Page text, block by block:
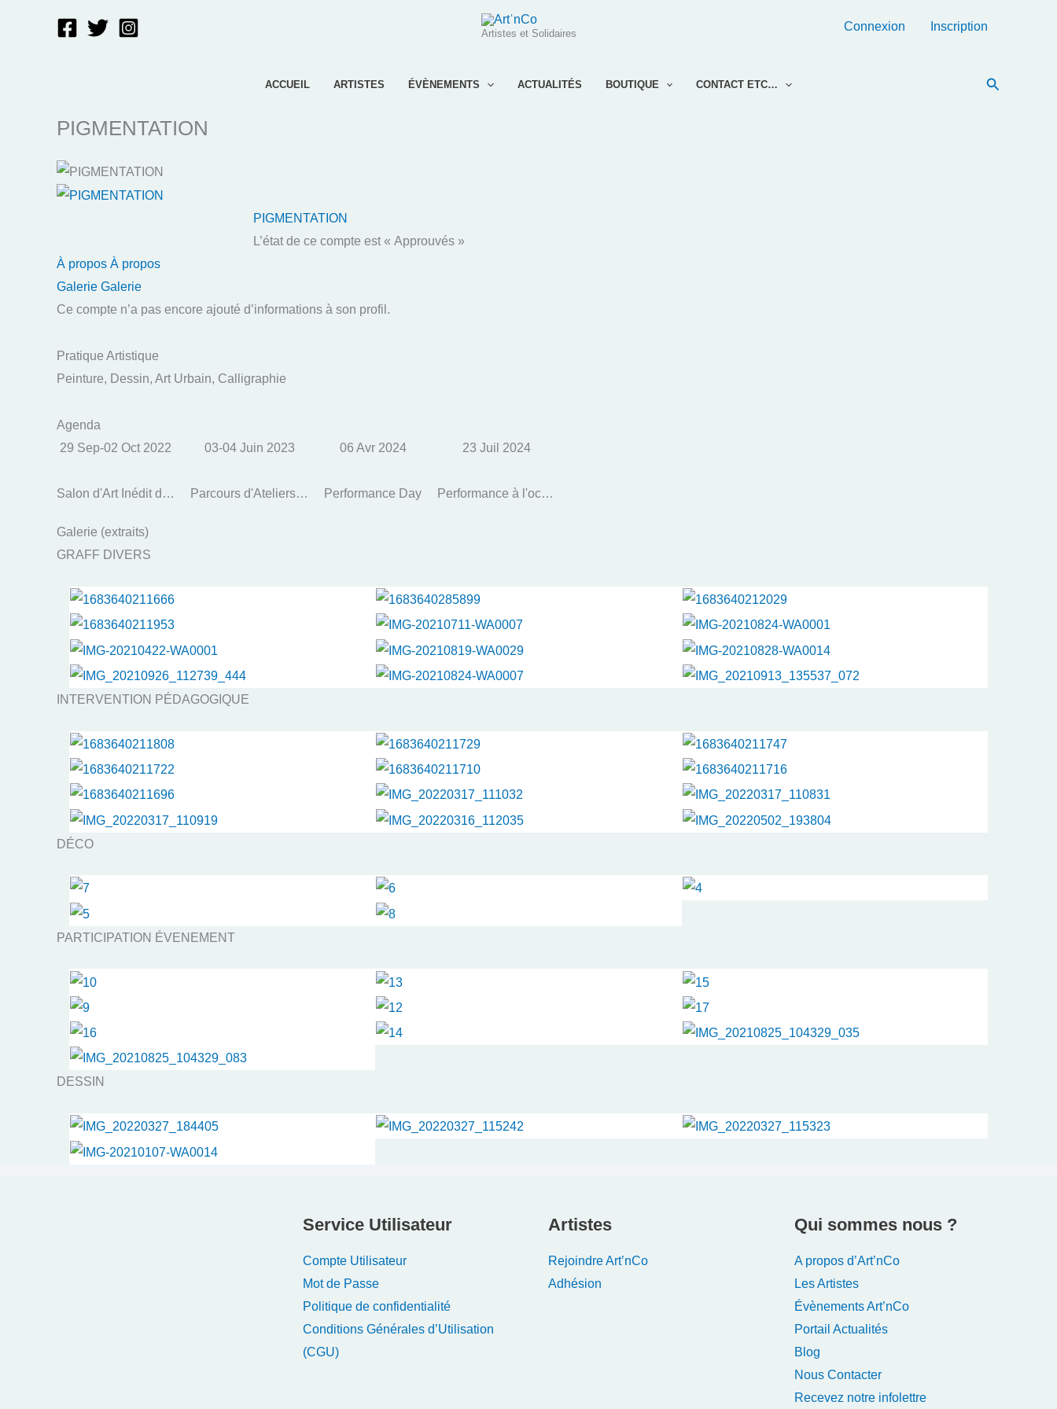
Artistes et Solidaires
Connexion Inscription
ACCUEIL ARTISTES ÉVÈNEMENTS ACTUALITÉS BOUTIQUE CONTACT ETC…
PIGMENTATION
PIGMENTATION
L’état de ce compte est « Approuvés »
À propos À propos
Galerie Galerie
Ce compte n’a pas encore ajouté d’informations à son profil.
Pratique Artistique
Peinture, Dessin, Art Urbain, Calligraphie
Agenda
29 Sep-02 Oct 2022
Salon d'Art Inédit de Poissy
03-04 Juin 2023
Parcours d'Ateliers d'Artistes de Poissy 2023 - PAAP
06 Avr 2024
Performance Day
23 Juil 2024
Performance à l'occasion du Passage de la Flamme Olympique
Galerie (extraits)
GRAFF DIVERS
INTERVENTION PÉDAGOGIQUE
DÉCO
PARTICIPATION ÉVENEMENT
DESSIN
Service Utilisateur
Compte Utilisateur
Mot de Passe
Politique de confidentialité
Conditions Générales d’Utilisation
(CGU)
Artistes
Rejoindre Art’nCo
Adhésion
Qui sommes nous ?
A propos d’Art’nCo
Les Artistes
Évènements Art’nCo
Portail Actualités
Blog
Nous Contacter
Recevez notre infolettre